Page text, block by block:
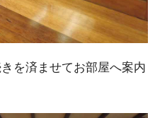
を済ませてお部屋へ案内